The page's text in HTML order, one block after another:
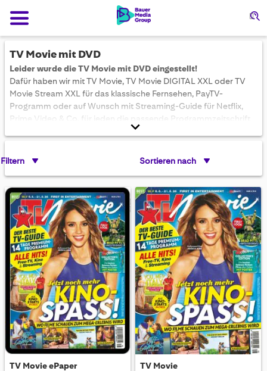
TV Movie mit DVD
Leider wurde die TV Movie mit DVD eingestellt!
Dafür haben wir mit TV Movie, TV Movie DIGITAL XXL oder TV
Movie Stream XXL für das klassische Fernsehen, PayTV-
Programm oder auf Wunsch mit Streaming-Guide für Netflix,
Prime Video & Co. für jeden die passende Programmzeitschrift
Filtern Sortieren nach
TV Movie ePaper
TV Movie